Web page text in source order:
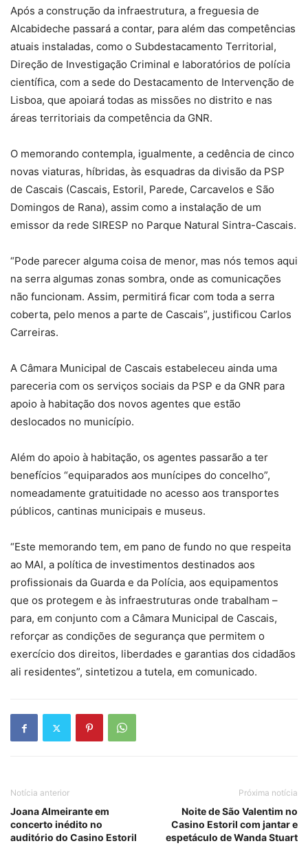
Após a construção da infraestrutura, a freguesia de
Alcabideche passará a contar, para além das competências
atuais instaladas, como o Subdestacamento Territorial,
Direção de Investigação Criminal e laboratórios de polícia
científica, com a sede do Destacamento de Intervenção de
Lisboa, que apoiará todas as missões no distrito e nas
áreas territoriais da competência da GNR.
O memorando contempla, igualmente, a cedência de cinco
novas viaturas, híbridas, às esquadras da divisão da PSP
de Cascais (Cascais, Estoril, Parede, Carcavelos e São
Domingos de Rana), assim como a instalação de um
emissor da rede SIRESP no Parque Natural Sintra-Cascais.
“Pode parecer alguma coisa de menor, mas nós temos aqui
na serra algumas zonas sombra, onde as comunicações
não funcionam. Assim, permitirá ficar com toda a serra
coberta, pelo menos a parte de Cascais”, justificou Carlos
Carreiras.
A Câmara Municipal de Cascais estabeleceu ainda uma
pareceria com os serviços sociais da PSP e da GNR para
apoio à habitação dos novos agentes que estão
deslocados no município.
Além do apoio à habitação, os agentes passarão a ter
benefícios “equiparados aos munícipes do concelho”,
nomeadamente gratuitidade no acesso aos transportes
públicos, cantinas municipais e museus.
“Este memorando tem, em pano de fundo no que respeita
ao MAI, a política de investimentos destinados aos
profissionais da Guarda e da Polícia, aos equipamentos
que os protegem e às infraestruturas onde trabalham –
para, em conjunto com a Câmara Municipal de Cascais,
reforçar as condições de segurança que permitem o
exercício dos direitos, liberdades e garantias dos cidadãos
ali residentes”, sintetizou a tutela, em comunicado.
Notícia anterior
Joana Almeirante em
concerto inédito no
auditório do Casino Estoril
Próxima notícia
Noite de São Valentim no
Casino Estoril com jantar e
espetáculo de Wanda Stuart